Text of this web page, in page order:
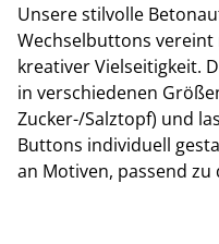
Unsere stilvolle
Wechselbuttons
kreativer Vielseitigkeit.
in verschiedenen
Zucker-/Salztopf) und
Buttons individuell
an Motiven, passend zu